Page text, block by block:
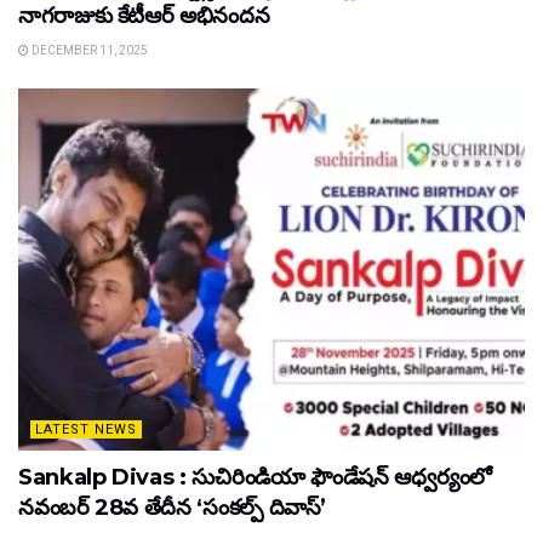
నాగరాజుకు కేటీఆర్ అభినందన
DECEMBER 11, 2025
LATEST NEWS
Sankalp Divas : సుచిరిండియా ఫౌండేషన్ ఆధ్వర్యంలో
నవంబర్ 28వ తేదీన ‘సంకల్ప్ దివాస్’